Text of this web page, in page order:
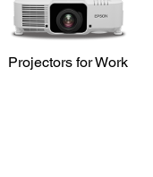
Projectors for Work